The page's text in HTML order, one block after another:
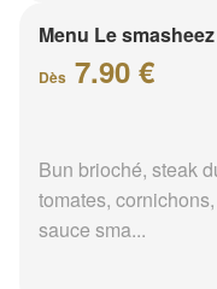
Menu Le smasheez
Dès 7.90 €
Bun brioché, steak
tomates,
sauce sma...